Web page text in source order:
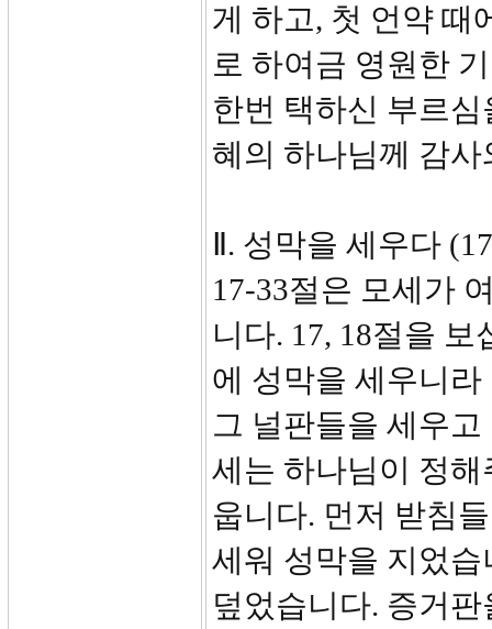
게 하고, 첫 언약 때
로 하여금 영원한
한번 택하신 부르
혜의 하나님께 감
Ⅱ. 성막을 세우다
17-33절은 모세가
니다. 17, 18절을
에 성막을 세우니
그 널판들을 세우
세는 하나님이 정
웁니다. 먼저 받침
세워 성막을 지었
덮었습니다. 증거